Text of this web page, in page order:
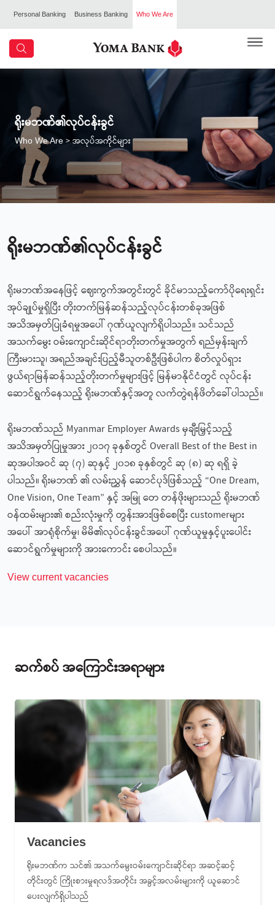
Personal Banking Business Banking Who We Are
ရိုးမဘဏ်၏လုပ်ငန်းခွင်
Who We Are > အလုပ်အကိုင်များ
ရိုးမဘဏ်၏လုပ်ငန်းခွင်
ရိုးမဘဏ်အနေဖြင့် ဈေးကွက်အတွင်းတွင် ခိုင်မာသည့်ကော်ပိုရေးရှင်း
အုပ်ချုပ်မှုရှိပြီး တိုးတက်မြန်ဆန်သည့်လုပ်ငန်းတစ်ခုအဖြစ်
အသိအမှတ်ပြုခံရမှုအပေါ် ဂုဏ်ယူလျက်ရှိပါသည်။ သင်သည်
အသက်မွေး ဝမ်းကျောင်းဆိုင်ရာတိုးတက်မှုအတွက် ရည်မှန်းချက်
ကြီးမားသူ၊ အရည်အချင်းပြည့်မီသူတစ်ဦးဖြစ်ပါက စိတ်လှုပ်ရှား
ဖွယ်ရာမြန်ဆန်သည့်တိုးတက်မှုများဖြင့် မြန်မာနိုင်ငံတွင် လုပ်ငန်း
ဆောင်ရွက်နေသည့် ရိုးမဘဏ်နှင့်အတူ လက်တွဲရန်ဖိတ်ခေါ်ပါသည်။
ရိုးမဘဏ်သည် Myanmar Employer Awards မှချီးမြှင့်သည့်
အသိအမှတ်ပြုမှုအား ၂၀၁၇ ခုနှစ်တွင် Overall Best of the Best in
ဆုအပါအဝင် ဆု (၇) ဆုနှင့် ၂၀၁၈ ခုနှစ်တွင် ဆု (၈) ဆု ရရှိ ခဲ့
ပါသည်။ ရိုးမဘဏ် ၏ လမ်းညွှန် ဆောင်ပုဒ်ဖြစ်သည့် “One Dream,
One Vision, One Team” နှင့် အမြု တေ တန်ဖိုးများသည် ရိုးမဘဏ်
ဝန်ထမ်းများ၏ စည်းလုံးမှုကို တွန်းအားဖြစ်စေပြီး customerများ
အပေါ် အာရုံစိုက်မှု၊ မိမိ၏လုပ်ငန်းခွင်အပေါ် ဂုဏ်ယူမှုနှင့်ပူးပေါင်း
ဆောင်ရွက်မှုများကို အားကောင်း စေပါသည်။
View current vacancies
ဆက်စပ် အကြောင်းအရာများ
Vacancies
ရိုးမဘဏ်က သင်၏ အသက်မွေးဝမ်းကျောင်းဆိုင်ရာ အဆင့်ဆင့်
တိုင်းတွင် ကြိုးစားမှုရလဒ်အတိုင်း အခွင့်အလမ်းများကို ယူဆောင်
ပေးလျက်ရှိပါသည်